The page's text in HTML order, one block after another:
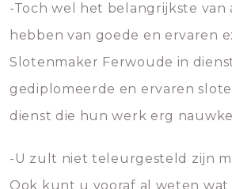
-Toch wel het belangrijkste van
hebben van goede en ervaren
Slotenmaker Ferwoude in
gediplomeerde en ervaren
dienst die hun werk erg
-U zult niet teleurgesteld zijn
Ook kunt u vooraf al weten wat